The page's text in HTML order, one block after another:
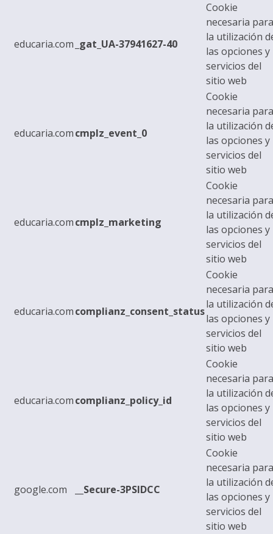
educaria.com _gat_UA-37941627-40
Cookie
necesaria
la utilización
las opciones y
servicios del
sitio web
educaria.comcmplz_event_0
Cookie
necesaria
la utilización
las opciones y
servicios del
sitio web
educaria.comcmplz_marketing
Cookie
necesaria
la utilización
las opciones y
servicios del
sitio web
educaria.comcomplianz_consent_status
Cookie
necesaria
la utilización
las opciones y
servicios del
sitio web
educaria.comcomplianz_policy_id
Cookie
necesaria
la utilización
las opciones y
servicios del
sitio web
google.com __Secure-3PSIDCC
Cookie
necesaria
la utilización
las opciones y
servicios del
sitio web